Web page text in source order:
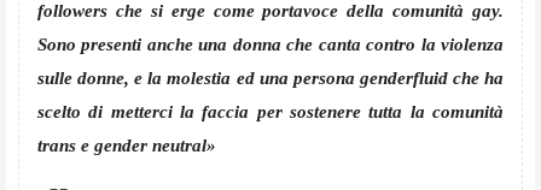
followers che si erge come portavoce della comunità gay.
Sono presenti anche una donna che canta contro la violenza
sulle donne, e la molestia ed una persona genderfluid che ha
scelto di metterci la faccia per sostenere tutta la comunità
trans e gender neutral»